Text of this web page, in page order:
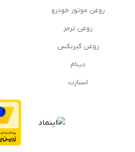
روغن موتور خودرو
روغن ترمز
روغن گیربكس
دینام
استارت